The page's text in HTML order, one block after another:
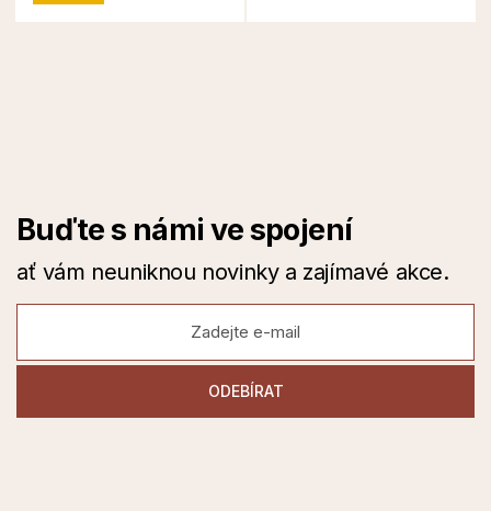
Buďte s námi ve spojení
ať vám neuniknou novinky a zajímavé akce.